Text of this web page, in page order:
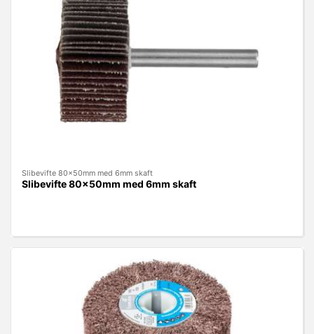
Slibevifte 80x50mm med 6mm skaft
Slibevifte 80x50mm med 6mm skaft